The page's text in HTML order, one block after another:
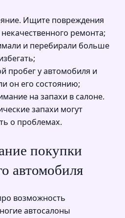
Ищите повреждения
ремонта;
и перебирали больше
пробег у автомобиля и
он его состоянию;
на запахи в салоне.
запахи могут
о проблемах.
покупки
автомобиля
возможность
автосалоны